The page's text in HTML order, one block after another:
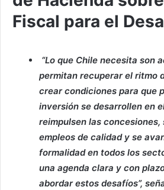
Fiscal para el
“Lo que Chile necesita son
permitan recuperar el ritmo
crear condiciones para que
inversión se desarrollen en
reimpulsen las concesiones,
empleos de calidad y se
formalidad en todos los
una agenda clara y con
abordar estos desafíos”,